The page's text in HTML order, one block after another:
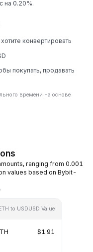
на 0.20%.
конвертировать
покупать, продавать
времени на основе
ranging from 0.001
values based on Bybit-
to USDUSD Value
$1.91